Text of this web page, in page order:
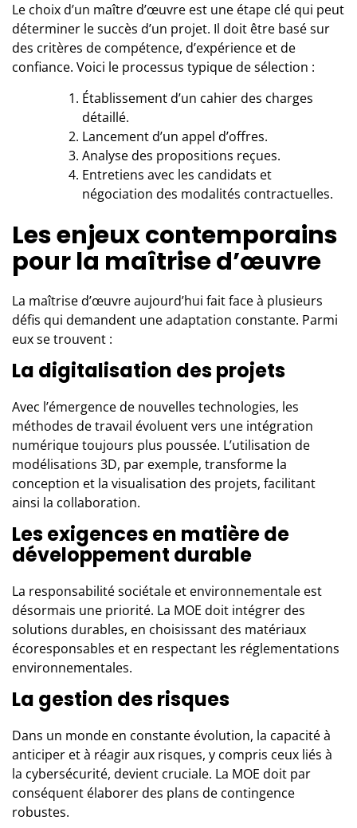
Le choix d’un maître d’œuvre est une étape clé qui peut
déterminer le succès d’un projet. Il doit être basé sur
des critères de compétence, d’expérience et de
confiance. Voici le processus typique de sélection :
Établissement d’un cahier des charges
détaillé.
Lancement d’un appel d’offres.
Analyse des propositions reçues.
Entretiens avec les candidats et
négociation des modalités contractuelles.
Les enjeux contemporains
pour la maîtrise d’œuvre
La maîtrise d’œuvre aujourd’hui fait face à plusieurs
défis qui demandent une adaptation constante. Parmi
eux se trouvent :
La digitalisation des projets
Avec l’émergence de nouvelles technologies, les
méthodes de travail évoluent vers une intégration
numérique toujours plus poussée. L’utilisation de
modélisations 3D, par exemple, transforme la
conception et la visualisation des projets, facilitant
ainsi la collaboration.
Les exigences en matière de
développement durable
La responsabilité sociétale et environnementale est
désormais une priorité. La MOE doit intégrer des
solutions durables, en choisissant des matériaux
écoresponsables et en respectant les réglementations
environnementales.
La gestion des risques
Dans un monde en constante évolution, la capacité à
anticiper et à réagir aux risques, y compris ceux liés à
la cybersécurité, devient cruciale. La MOE doit par
conséquent élaborer des plans de contingence
robustes.